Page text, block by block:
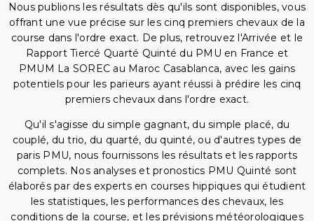
Nous publions les résultats dès qu'ils sont disponibles, vous
offrant une vue précise sur les cinq premiers chevaux de la
course dans l'ordre exact. De plus, retrouvez l'Arrivée et le
Rapport Tiercé Quarté Quinté du PMU en France et
PMUM La SOREC au Maroc Casablanca, avec les gains
potentiels pour les parieurs ayant réussi à prédire les cinq
premiers chevaux dans l'ordre exact.
Qu'il s'agisse du simple gagnant, du simple placé, du
couplé, du trio, du quarté, du quinté, ou d'autres types de
paris PMU, nous fournissons les résultats et les rapports
complets. Nos analyses et pronostics PMU Quinté sont
élaborés par des experts en courses hippiques qui étudient
les statistiques, les performances des chevaux, les
conditions de la course, et les prévisions météorologiques